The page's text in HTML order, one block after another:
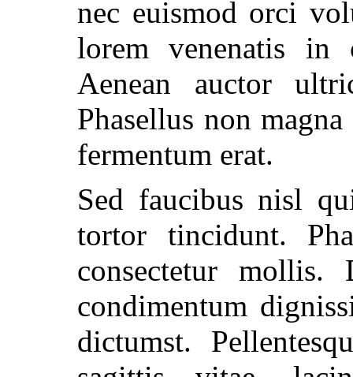
nec euismod orci
lorem venenatis in
Aenean auctor
Phasellus non
fermentum erat.
Sed faucibus nisl
tortor tincidunt.
consectetur
condimentum
dictumst.